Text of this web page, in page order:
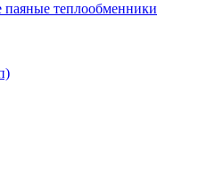
паяные теплообменники